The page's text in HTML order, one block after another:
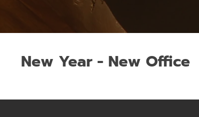
New Year - New Office